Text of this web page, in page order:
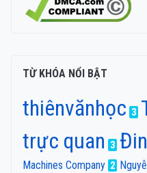
TỪ KHÓA NỔI BẬT
thiênvănhọc 3
trực quan
3
Machines Company 2